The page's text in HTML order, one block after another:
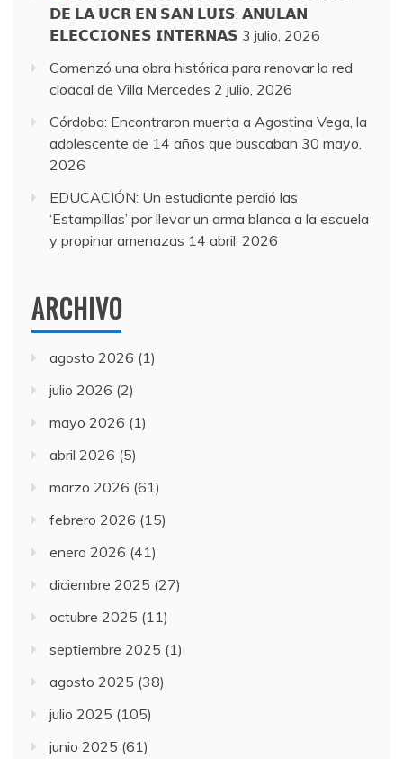
𝗗𝗘 𝗟𝗔 𝗨𝗖𝗥 𝗘𝗡 𝗦𝗔𝗡 𝗟𝗨𝗜𝗦: 𝗔𝗡𝗨𝗟𝗔𝗡
𝗘𝗟𝗘𝗖𝗖𝗜𝗢𝗡𝗘𝗦 𝗜𝗡𝗧𝗘𝗥𝗡𝗔𝗦 3 julio, 2026
Comenzó una obra histórica para renovar la red
cloacal de Villa Mercedes 2 julio, 2026
Córdoba: Encontraron muerta a Agostina Vega, la
adolescente de 14 años que buscaban 30 mayo,
2026
EDUCACIÓN: Un estudiante perdió las
‘Estampillas’ por llevar un arma blanca a la escuela
y propinar amenazas 14 abril, 2026
ARCHIVO
agosto 2026 (1)
julio 2026 (2)
mayo 2026 (1)
abril 2026 (5)
marzo 2026 (61)
febrero 2026 (15)
enero 2026 (41)
diciembre 2025 (27)
octubre 2025 (11)
septiembre 2025 (1)
agosto 2025 (38)
julio 2025 (105)
junio 2025 (61)